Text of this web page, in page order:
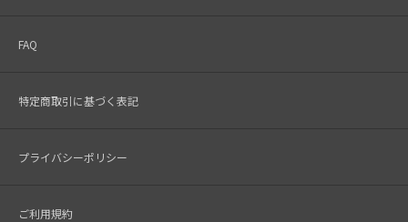
FAQ
特定商取引に基づく表記
プライバシーポリシー
ご利用規約